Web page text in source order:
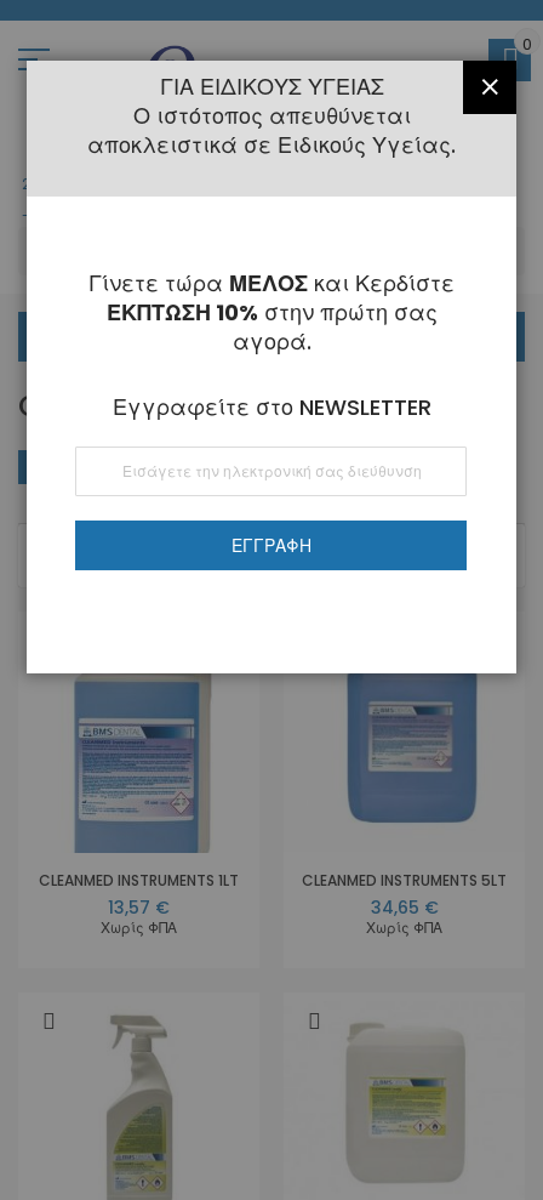
στο
2108145775
-
0
COVID
Ταξινόμηση κατά
CLEANMED INSTRUMENTS 1LT
13,57 €
Χωρίς ΦΠΑ
CLEANMED INSTRUMENTS 5LT
34,65 €
Χωρίς ΦΠΑ
ΑΓΟΡΆ ΚΑΤΆ
ΓΙΑ ΕΙΔΙΚΟΎΣ ΥΓΕΊΑΣ
Ο ιστότοπος απευθύνεται
αποκλειστικά σε Ειδικούς Υγείας.
Γίνετε τώρα ΜΕΛΟΣ και Κερδίστε
ΕΚΠΤΩΣΗ 10% στην πρώτη σας
αγορά.
Εγγραφείτε στο NEWSLETTER
Εγγραφή
στο
Ενημερωτικό
ΕΓΓΡΑΦΉ